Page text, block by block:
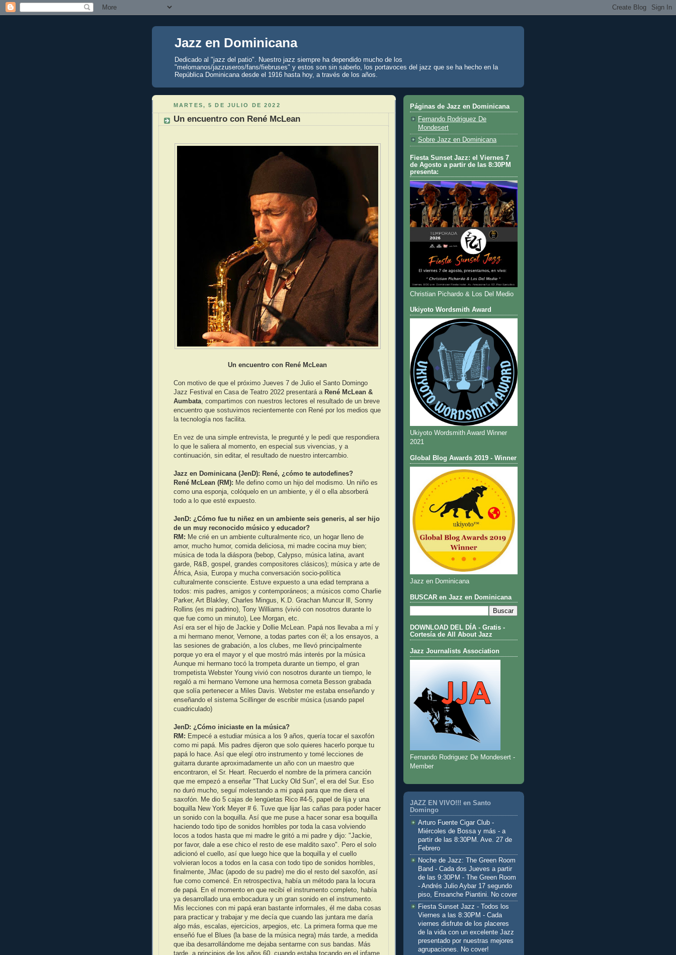
Jazz en Dominicana
Dedicado al "jazz del patio". Nuestro jazz siempre ha dependido mucho de los
"melomanos/jazzuseros/fans/fiebruses" y estos son sin saberlo, los portavoces del jazz que se ha hecho en la
República Dominicana desde el 1916 hasta hoy, a través de los años.
MARTES, 5 DE JULIO DE 2022
Un encuentro con René McLean
Un encuentro con René McLean
Con motivo de que el próximo Jueves 7 de Julio el Santo Domingo
Jazz Festival en Casa de Teatro 2022 presentará a René McLean &
Aumbata , compartimos con nuestros lectores el resultado de un breve
encuentro que sostuvimos recientemente con René por los medios que
la tecnología nos facilita.
En vez de una simple entrevista, le pregunté y le pedí que respondiera
lo que le saliera al momento, en especial sus vivencias, y a
continuación, sin editar, el resultado de nuestro intercambio.
Jazz en Dominicana (JenD): René, ¿cómo te autodefines?
René McLean (RM): Me defino como un hijo del modismo. Un niño es
como una esponja, colóquelo en un ambiente, y él o ella absorberá
todo a lo que esté expuesto.
JenD: ¿Cómo fue tu niñez en un ambiente seis generis, al ser hijo
de un muy reconocido músico y educador?
RM: Me crié en un ambiente culturalmente rico, un hogar lleno de
amor, mucho humor, comida deliciosa, mi madre cocina muy bien;
música de toda la diáspora (bebop, Calypso, música latina, avant
garde, R&B, gospel, grandes compositores clásicos); música y arte de
África, Asia, Europa y mucha conversación socio-política
culturalmente consciente. Estuve expuesto a una edad temprana a
todos: mis padres, amigos y contemporáneos; a músicos como Charlie
Parker, Art Blakley, Charles Mingus, K.D. Grachan Muncur lll, Sonny
Rollins (es mi padrino), Tony Williams (vivió con nosotros durante lo
que fue como un minuto), Lee Morgan, etc.
Así era ser el hijo de Jackie y Dollie McLean. Papá nos llevaba a mí y
a mi hermano menor, Vernone, a todas partes con él; a los ensayos, a
las sesiones de grabación, a los clubes, me llevó principalmente
porque yo era el mayor y el que mostró más interés por la música
Aunque mi hermano tocó la trompeta durante un tiempo, el gran
trompetista Webster Young vivió con nosotros durante un tiempo, le
regaló a mi hermano Vernone una hermosa corneta Besson grabada
que solía pertenecer a Miles Davis. Webster me estaba enseñando y
enseñando el sistema Scillinger de escribir música (usando papel
cuadriculado)
JenD: ¿Cómo iniciaste en la música?
RM: Empecé a estudiar música a los 9 años, quería tocar el saxofón
como mi papá. Mis padres dijeron que solo quieres hacerlo porque tu
papá lo hace. Así que elegí otro instrumento y tomé lecciones de
guitarra durante aproximadamente un año con un maestro que
encontraron, el Sr. Heart. Recuerdo el nombre de la primera canción
que me empezó a enseñar "That Lucky Old Sun”, el era del Sur. Eso
no duró mucho, seguí molestando a mi papá para que me diera el
saxofón. Me dio 5 cajas de lengüetas Rico #4-5, papel de lija y una
boquilla New York Meyer # 6. Tuve que lijar las cañas para poder hacer
un sonido con la boquilla. Así que me puse a hacer sonar esa boquilla
haciendo todo tipo de sonidos horribles por toda la casa volviendo
locos a todos hasta que mi madre le gritó a mi padre y dijo: "Jackie,
por favor, dale a ese chico el resto de ese maldito saxo". Pero el solo
adicionó el cuello, así que luego hice que la boquilla y el cuello
volvieran locos a todos en la casa con todo tipo de sonidos horribles,
finalmente, JMac (apodo de su padre) me dio el resto del saxofón, así
fue como comencé. En retrospectiva, había un método para la locura
de papá. En el momento en que recibí el instrumento completo, había
ya desarrollado una embocadura y un gran sonido en el instrumento.
Mis lecciones con mi papá eran bastante informales, él me daba cosas
para practicar y trabajar y me decía que cuando las juntara me daría
algo más, escalas, ejercicios, arpegios, etc. La primera forma que me
enseñó fue el Blues (la base de la música negra) más tarde, a medida
que iba desarrollándome me dejaba sentarme con sus bandas. Más
tarde, a principios de los años 60, cuando estaba tocando en el infame
Páginas de Jazz en Dominicana
Fernando Rodriguez De
Mondesert
Sobre Jazz en Dominicana
Fiesta Sunset Jazz: el Viernes 7
de Agosto a partir de las 8:30PM
presenta:
Christian Pichardo & Los Del Medio
Ukiyoto Wordsmith Award
Ukiyoto Wordsmith Award Winner
2021
Global Blog Awards 2019 - Winner
Jazz en Dominicana
BUSCAR en Jazz en Dominicana
DOWNLOAD DEL DÍA - Gratis -
Cortesía de All About Jazz
Jazz Journalists Association
Fernando Rodriguez De Mondesert -
Member
JAZZ EN VIVO!!! en Santo
Domingo
Arturo Fuente Cigar Club -
Miércoles de Bossa y más - a
partir de las 8:30PM. Ave. 27 de
Febrero
Noche de Jazz: The Green Room
Band - Cada dos Jueves a partir
de las 9:30PM - The Green Room
- Andrés Julio Aybar 17 segundo
piso, Ensanche Piantini. No cover
Fiesta Sunset Jazz - Todos los
Viernes a las 8:30PM - Cada
viernes disfrute de los placeres
de la vida con un excelente Jazz
presentado por nuestras mejores
agrupaciones. No cover!